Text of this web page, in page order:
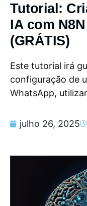
Tutorial:
IA com
(GRÁTIS)
Este tutorial irá
configuração de
WhatsApp,
julho 26, 2025